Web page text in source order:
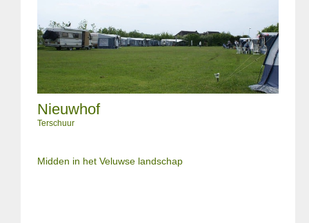
Nieuwhof
Terschuur
Midden in het Veluwse landschap